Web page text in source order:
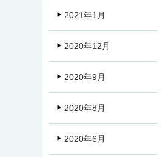
2021年1月
2020年12月
2020年9月
2020年8月
2020年6月